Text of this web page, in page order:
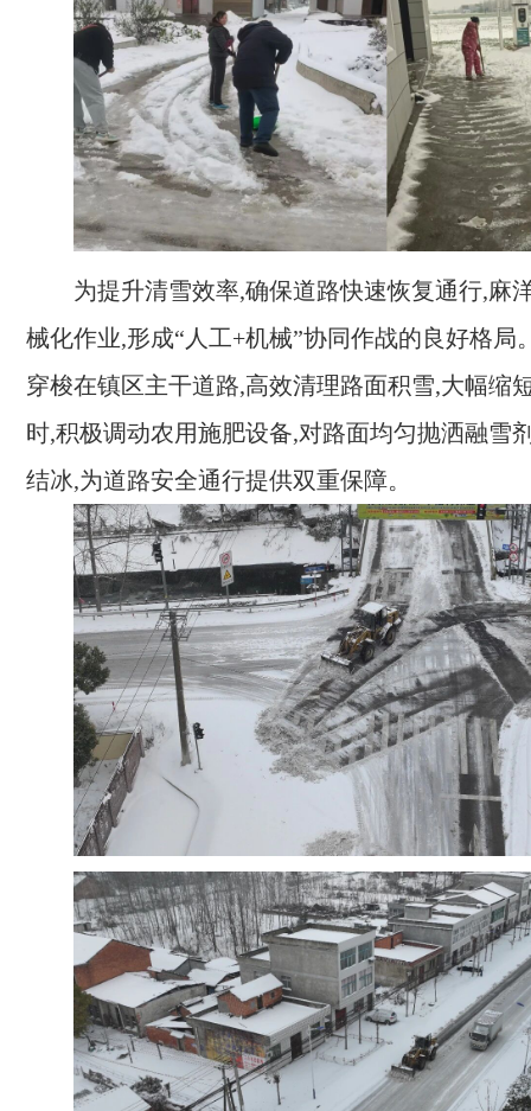
为提升清雪效率,确保道路快速恢复通行,麻
械化作业,形成“人工+机械”协同作战的良好格局
穿梭在镇区主干道路,高效清理路面积雪,大幅缩
时,积极调动农用施肥设备,对路面均匀抛洒融雪
结冰,为道路安全通行提供双重保障。